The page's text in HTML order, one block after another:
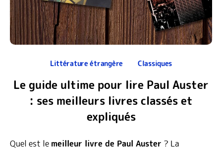
Littérature étrangère Classiques
Le guide ultime pour lire Paul Auster
: ses meilleurs livres classés et
expliqués
Quel est le meilleur livre de Paul Auster ? La